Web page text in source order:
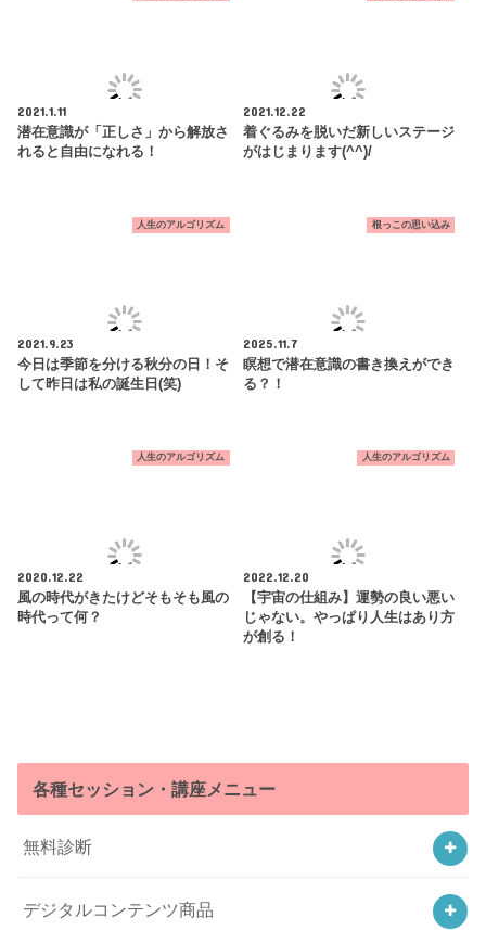
2021.1.11
潜在意識が「正しさ」から解放さ
れると自由になれる！
2021.12.22
着ぐるみを脱いだ新しいステージ
がはじまります(^^)/
人生のアルゴリズム
2021.9.23
今日は季節を分ける秋分の日！そ
して昨日は私の誕生日(笑)
根っこの思い込み
2025.11.7
瞑想で潜在意識の書き換えができ
る？！
人生のアルゴリズム
2020.12.22
風の時代がきたけどそもそも風の
時代って何？
人生のアルゴリズム
2022.12.20
【宇宙の仕組み】運勢の良い悪い
じゃない。やっぱり人生はあり方
が創る！
各種セッション・講座メニュー
無料診断
デジタルコンテンツ商品